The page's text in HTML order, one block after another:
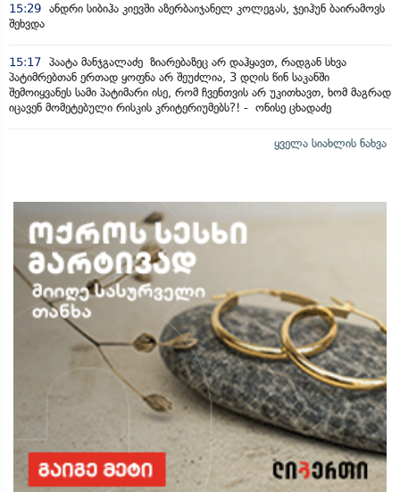
15:29 ანდრი სიბიჰა კიევში აზერბაიჯანელ კოლეგას, ჯეიჰუნ ბაირამოვს
შეხვდა
15:17 პაატა მანჯგალაძე ზიარებაზეც არ დაჰყავთ, რადგან სხვა
პატიმრებთან ერთად ყოფნა არ შეუძლია, 3 დღის წინ საკანში
შემოიყვანეს სამი პატიმარი ისე, რომ ჩვენთვის არ უკითხავთ, ხომ მაგრად
იცავენ მომეტებული რისკის კრიტერიუმებს?! - ონისე ცხადაძე
ყველა სიახლის ნახვა